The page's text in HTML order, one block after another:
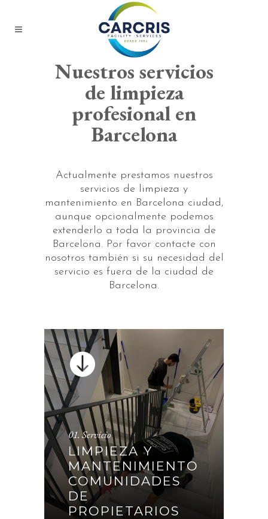
Nuestros servicios
de limpieza
profesional en
Barcelona
Actualmente prestamos nuestros
servicios de limpieza y
mantenimiento en Barcelona ciudad,
aunque opcionalmente podemos
extenderlo a toda la provincia de
Barcelona. Por favor contacte con
nosotros también si su necesidad del
servicio es fuera de la ciudad de
Barcelona.
01. Servicio
LIMPIEZA Y
MANTENIMIENTO
COMUNIDADES
DE
PROPIETARIOS
LIMPIEZA Y
MANTENIMIENTO
COMUNIDADES DE
PROPIETARIOS
CONTINUAR